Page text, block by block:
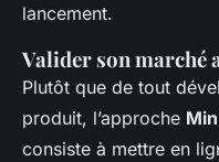
lancement.
Valider son marché
Plutôt que de tout
produit, l’approche
consiste à mettre en